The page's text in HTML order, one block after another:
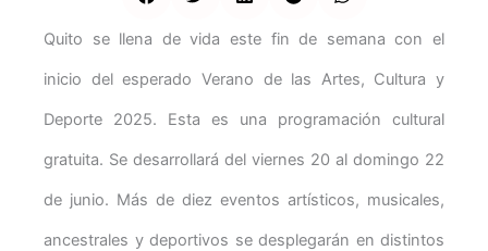
Quito se llena de vida este fin de semana con el
inicio del esperado Verano de las Artes, Cultura y
Deporte 2025. Esta es una programación cultural
gratuita. Se desarrollará del viernes 20 al domingo 22
de junio. Más de diez eventos artísticos, musicales,
ancestrales y deportivos se desplegarán en distintos